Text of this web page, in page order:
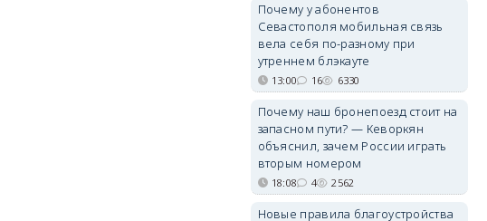
Почему у абонентов
Севастополя мобильная связь
вела себя по-разному при
утреннем блэкауте
13:00 16 6330
Почему наш бронепоезд стоит на
запасном пути? — Кеворкян
объяснил, зачем России играть
вторым номером
18:08 4 2562
Новые правила благоустройства